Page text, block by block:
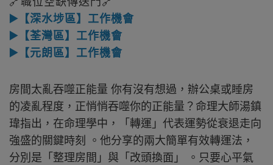
▶️【深水埗區】工作機會
▶️【荃灣區】工作機會
▶️【元朗區】工作機會
房間太亂吞噬正能量 你有沒有想過，辦公桌或睡房
的凌亂程度，正悄悄吞噬你的正能量？命理大師湯鎮
瑋指出，在命理學中，「轉運」代表運勢從衰退走向
強盛的關鍵時刻 。他分享的兩大簡單有效轉運法，
分別是「整理房間」與「改頭換面」 。只要心平氣